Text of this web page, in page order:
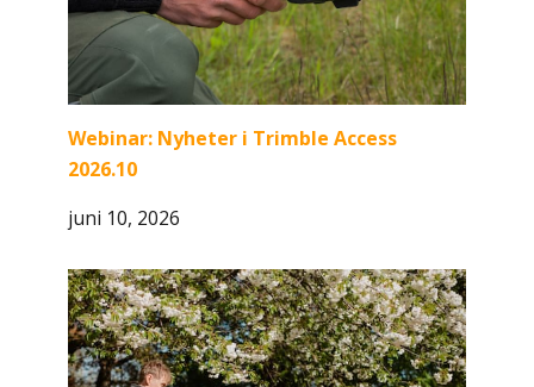
Webinar: Nyheter i Trimble Access
2026.10
juni 10, 2026